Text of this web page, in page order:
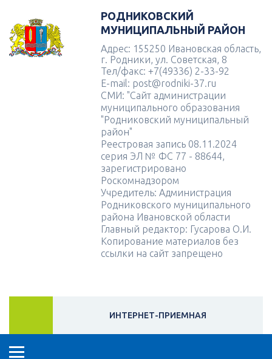
РОДНИКОВСКИЙ
МУНИЦИПАЛЬНЫЙ РАЙОН
Адрес: 155250 Ивановская область,
г. Родники, ул. Советская, 8
Тел/факс: +7(49336) 2-33-92
E-mail: post@rodniki-37.ru
СМИ: "Сайт администрации
муниципального образования
"Родниковский муниципальный
район"
Реестровая запись 08.11.2024
серия ЭЛ № ФС 77 - 88644,
зарегистрировано
Роскомнадзором
Учредитель: Администрация
Родниковского муниципального
района Ивановской области
Главный редактор: Гусарова О.И.
Копирование материалов без
ссылки на сайт запрещено
ИНТЕРНЕТ-ПРИЕМНАЯ